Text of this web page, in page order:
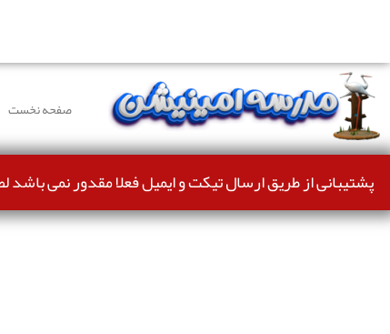
صفحه نخست
پشتیبانی از طریق ارسال تیکت و ایمیل فعلا مقدور نمی باشد